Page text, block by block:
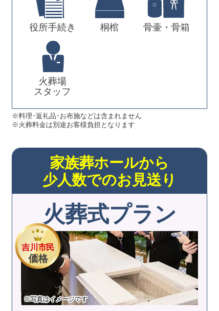
役所手続き 桐棺 骨壷・骨箱
火葬場
スタッフ
※料理･返礼品･お布施などは含まれません
※火葬料金は別途お客様負担となります
吉川市民
価格
※写真はイメージです
家族葬ホールから
少人数でのお見送り
火葬式プラン